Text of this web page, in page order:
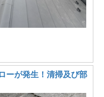
ーが発生！清掃及び部